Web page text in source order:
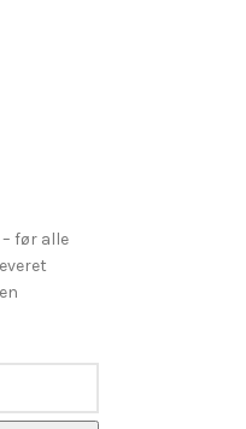
før alle